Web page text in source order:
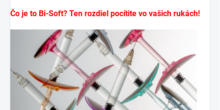
Čo je to Bi-Soft? Ten rozdiel pocítite vo vašich rukách!